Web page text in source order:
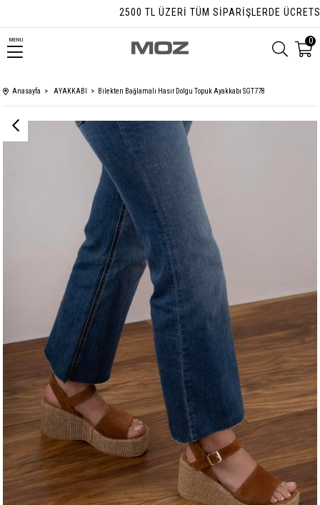
2500 TL ÜZERI TÜM SIPARIŞLERDE ÜCRETSIZ
MENU 0
Anasayfa AYAKKABI Bilekten Bağlamalı Hasır Dolgu Topuk Ayakkabı SGT778